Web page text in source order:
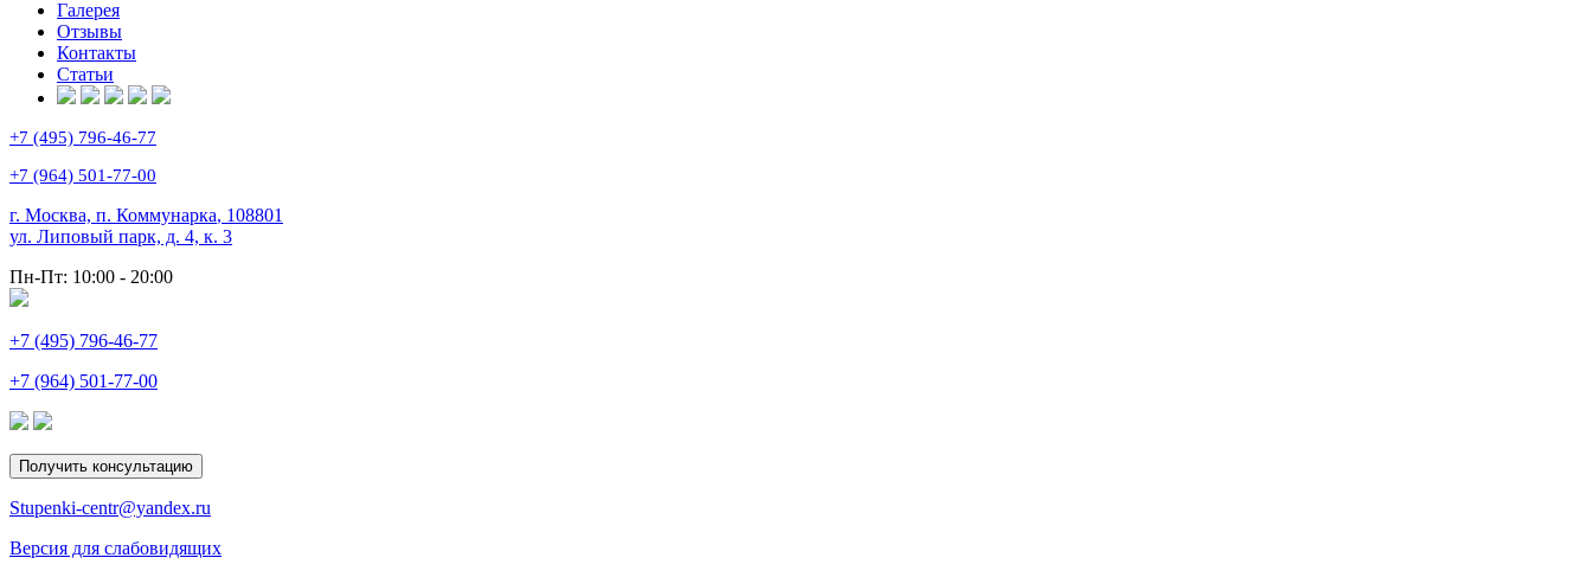
Галерея
Отзывы
Контакты
Статьи
+7 (495) 796-46-77
+7 (964) 501-77-00
г. Москва, п. Коммунарка, 108801
ул. Липовый парк, д. 4, к. 3
Пн-Пт: 10:00 - 20:00
+7 (495) 796-46-77
+7 (964) 501-77-00
Получить консультацию
Stupenki-centr@yandex.ru
Версия для слабовидящих